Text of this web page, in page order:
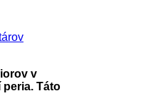
v
Táto